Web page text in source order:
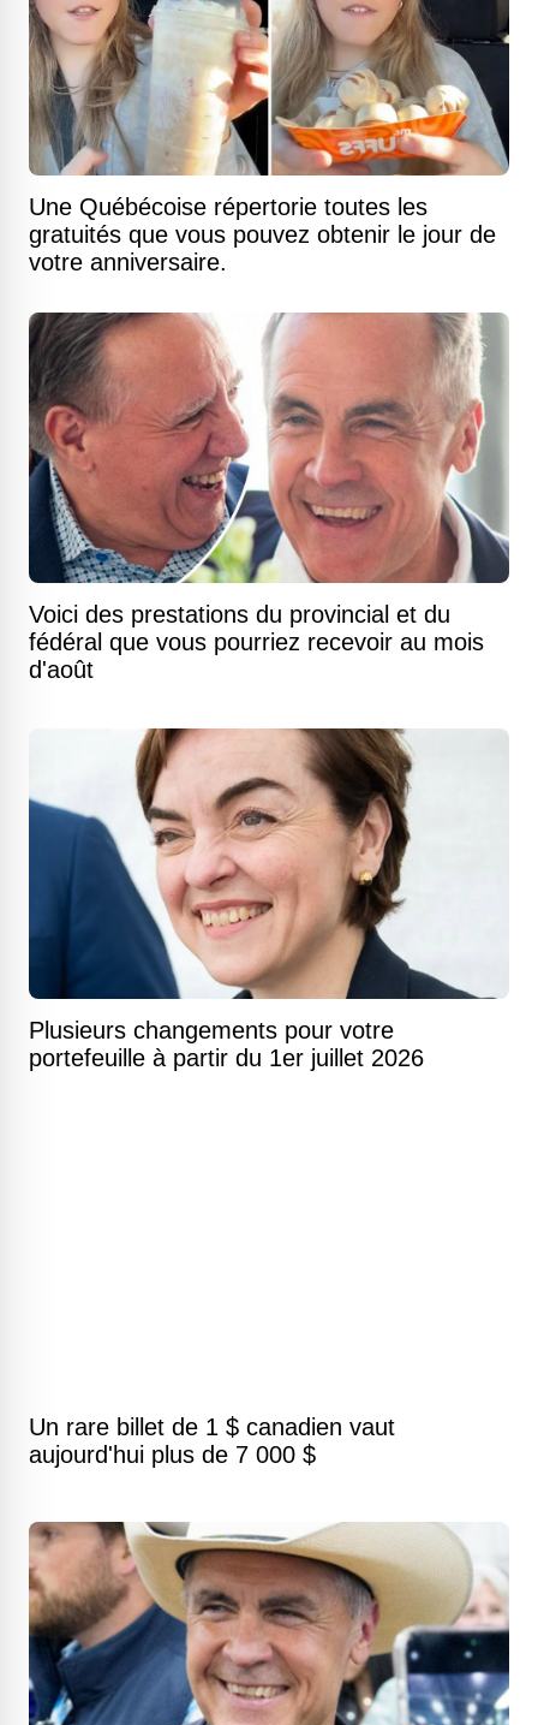
Une Québécoise répertorie toutes les
gratuités que vous pouvez obtenir le jour de
votre anniversaire.
Voici des prestations du provincial et du
fédéral que vous pourriez recevoir au mois
d'août
Plusieurs changements pour votre
portefeuille à partir du 1er juillet 2026
Un rare billet de 1 $ canadien vaut
aujourd'hui plus de 7 000 $